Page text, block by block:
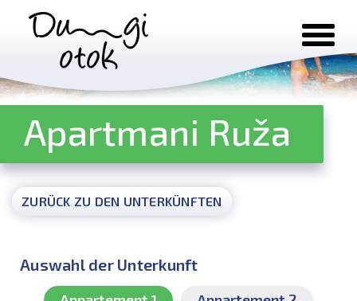
Zum Inhalt springen
Apartmani Ruža
ZURÜCK ZU DEN UNTERKÜNFTEN
Auswahl der Unterkunft